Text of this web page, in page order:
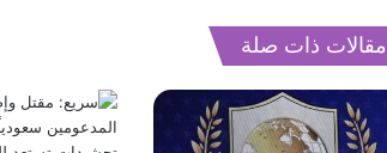
مقالات ذات صلة